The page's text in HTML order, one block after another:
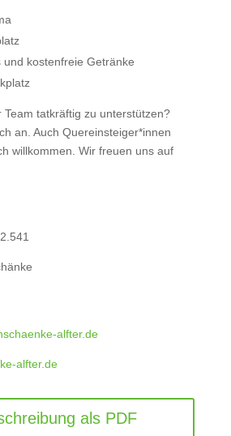
und kostenfreie Getränke
Team tatkräftig zu unterstützen?
an. Auch Quereinsteiger*innen
willkommen. Wir freuen uns auf
alfter.de
alfter.de
als PDF